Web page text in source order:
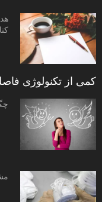
کمی از تکنولوژی